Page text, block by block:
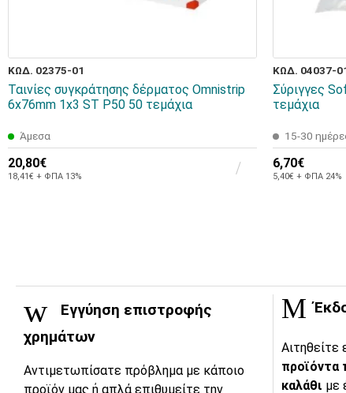
ΚΩΔ. 02375-01
Ταινίες συγκράτησης δέρματος Omnistrip
6x76mm 1x3 ST P50 50 τεμάχια
Άμεσα
20,80€
18,41€ + ΦΠΑ 13%
ΚΩΔ. 04037-
Σύριγγες
τεμάχια
15-30
6,70€
5,40€ + ΦΠΑ 24%
Εγγύηση επιστροφής
χρημάτων
Αντιμετωπίσατε πρόβλημα με κάποιο
προϊόν μας ή απλά επιθυμείτε την
Αιτηθείτε
προϊόντα
καλάθι με